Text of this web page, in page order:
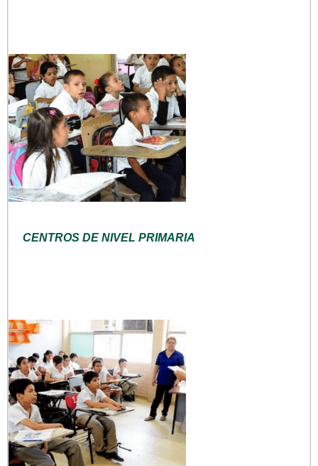
CENTROS DE NIVEL PRIMARIA